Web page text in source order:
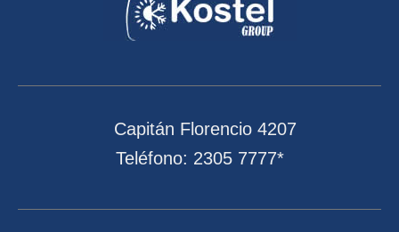
Capitán Florencio 4207
Teléfono: 2305 7777*